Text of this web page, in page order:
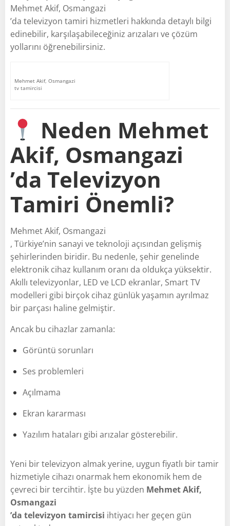
Mehmet Akif, Osmangazi
’da televizyon tamiri hizmetleri hakkında detaylı bilgi
edinebilir, karşılaşabileceğiniz arızaları ve çözüm
yollarını öğrenebilirsiniz.
Mehmet Akif, Osmangazi
tv tamircisi
Neden Mehmet
Akif, Osmangazi
’da Televizyon
Tamiri Önemli?
Mehmet Akif, Osmangazi
, Türkiye’nin sanayi ve teknoloji açısından gelişmiş
şehirlerinden biridir. Bu nedenle, şehir genelinde
elektronik cihaz kullanım oranı da oldukça yüksektir.
Akıllı televizyonlar, LED ve LCD ekranlar, Smart TV
modelleri gibi birçok cihaz günlük yaşamın ayrılmaz
bir parçası haline gelmiştir.
Ancak bu cihazlar zamanla:
Görüntü sorunları
Ses problemleri
Açılmama
Ekran kararması
Yazılım hataları gibi arızalar gösterebilir.
Yeni bir televizyon almak yerine, uygun fiyatlı bir tamir
hizmetiyle cihazı onarmak hem ekonomik hem de
çevreci bir tercihtir. İşte bu yüzden Mehmet Akif,
Osmangazi
’da televizyon tamircisi ihtiyacı her geçen gün